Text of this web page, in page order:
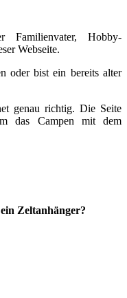
Familienvater, Hobby-
Webseite.
oder bist ein bereits alter
genau richtig. Die Seite
das Campen mit dem
Zeltanhänger?